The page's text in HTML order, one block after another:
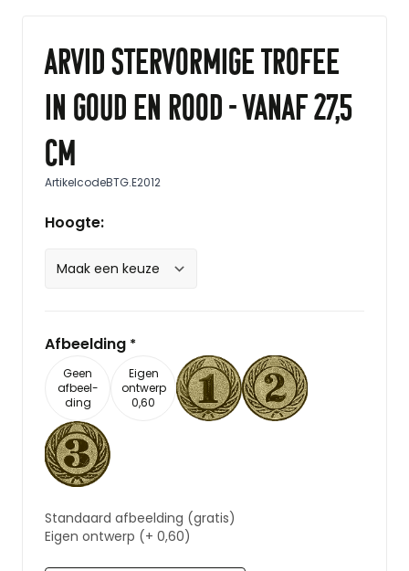
Arvid stervormige trofee
in goud en rood - vanaf 27,5
cm
ArtikelcodeBTG.E2012
Hoogte:
Afbeelding *
Geen
afbeel-
ding
Eigen
ontwerp
0,60
Standaard afbeelding (gratis)
Eigen ontwerp (+ 0,60)